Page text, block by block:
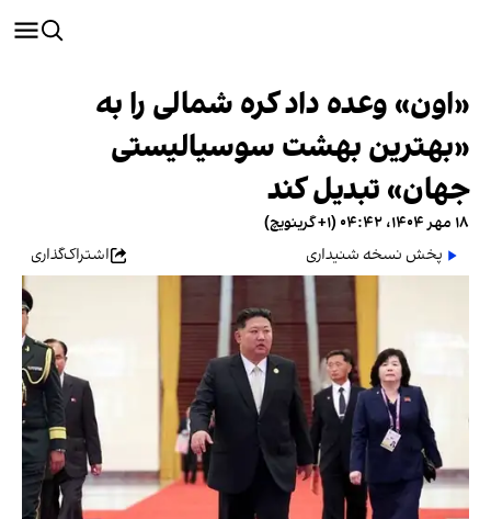
«اون» وعده داد کره شمالی را به
«بهترین بهشت سوسیالیستی
جهان» تبدیل کند
۱۸ مهر ۱۴۰۴، ۰۴:۴۲ (‎+۱ گرینویچ)
پخش نسخه شنیداری
اشتراک‌گذاری